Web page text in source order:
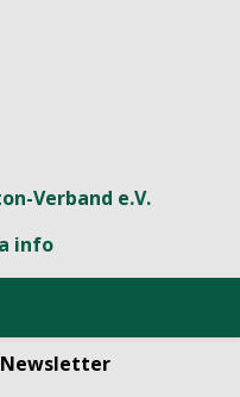
Newsletter